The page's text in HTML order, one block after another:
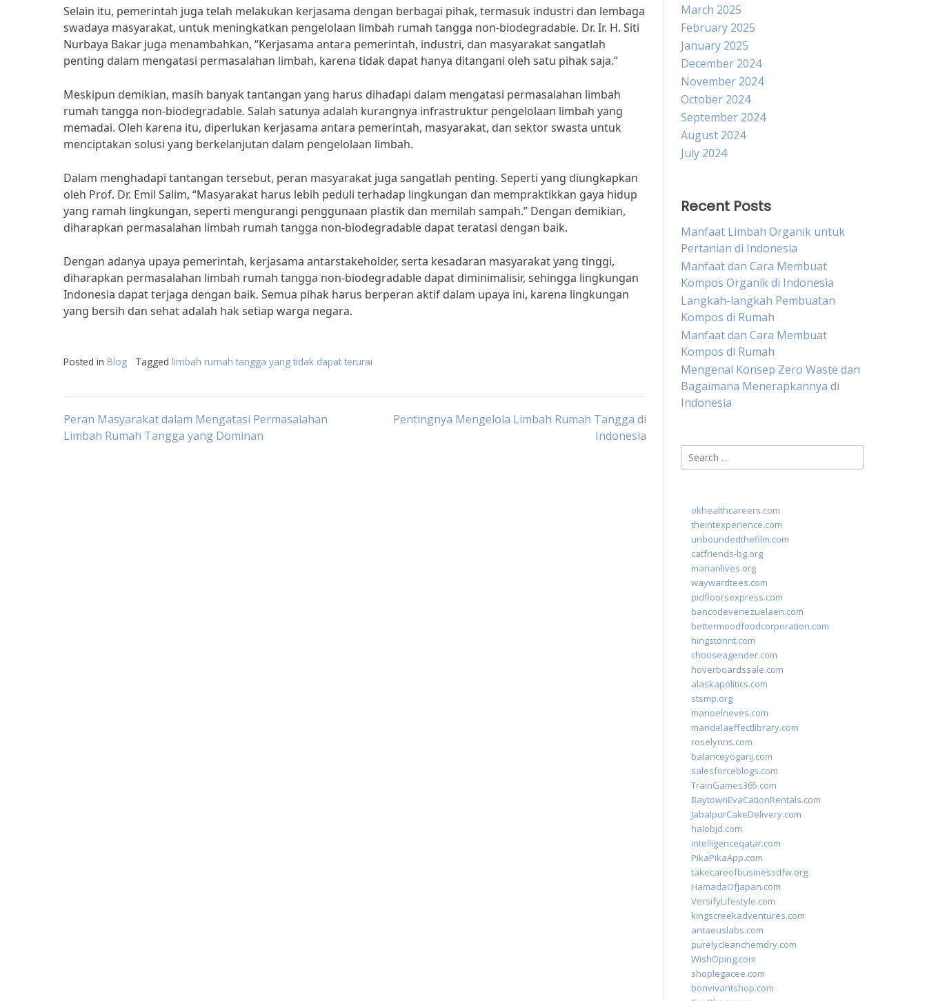
Selain itu, pemerintah juga telah melakukan kerjasama dengan berbagai pihak, termasuk industri dan lembaga
swadaya masyarakat, untuk meningkatkan pengelolaan limbah rumah tangga non-biodegradable. Dr. Ir. H. Siti
Nurbaya Bakar juga menambahkan, “Kerjasama antara pemerintah, industri, dan masyarakat sangatlah
penting dalam mengatasi permasalahan limbah, karena tidak dapat hanya ditangani oleh satu pihak saja.”
Meskipun demikian, masih banyak tantangan yang harus dihadapi dalam mengatasi permasalahan limbah
rumah tangga non-biodegradable. Salah satunya adalah kurangnya infrastruktur pengelolaan limbah yang
memadai. Oleh karena itu, diperlukan kerjasama antara pemerintah, masyarakat, dan sektor swasta untuk
menciptakan solusi yang berkelanjutan dalam pengelolaan limbah.
Dalam menghadapi tantangan tersebut, peran masyarakat juga sangatlah penting. Seperti yang diungkapkan
oleh Prof. Dr. Emil Salim, “Masyarakat harus lebih peduli terhadap lingkungan dan mempraktikkan gaya hidup
yang ramah lingkungan, seperti mengurangi penggunaan plastik dan memilah sampah.” Dengan demikian,
diharapkan permasalahan limbah rumah tangga non-biodegradable dapat teratasi dengan baik.
Dengan adanya upaya pemerintah, kerjasama antarstakeholder, serta kesadaran masyarakat yang tinggi,
diharapkan permasalahan limbah rumah tangga non-biodegradable dapat diminimalisir, sehingga lingkungan
Indonesia dapat terjaga dengan baik. Semua pihak harus berperan aktif dalam upaya ini, karena lingkungan
yang bersih dan sehat adalah hak setiap warga negara.
Posted in Blog Tagged limbah rumah tangga yang tidak dapat terurai
Post
Peran Masyarakat dalam Mengatasi Permasalahan
Limbah Rumah Tangga yang Dominan
Pentingnya Mengelola Limbah Rumah Tangga di
Indonesia
March 2025
February 2025
January 2025
December 2024
November 2024
October 2024
September 2024
August 2024
July 2024
Recent Posts
Manfaat Limbah Organik untuk
Pertanian di Indonesia
Manfaat dan Cara Membuat
Kompos Organik di Indonesia
Langkah-langkah Pembuatan
Kompos di Rumah
Manfaat dan Cara Membuat
Kompos di Rumah
Mengenal Konsep Zero Waste dan
Bagaimana Menerapkannya di
Indonesia
Search
for:
okhealthcareers.com
theintexperience.com
unboundedthefilm.com
catfriends-bg.org
marianlives.org
waywardtees.com
pidfloorsexpress.com
bancodevenezuelaen.com
bettermoodfoodcorporation.com
hingstonnt.com
chooseagender.com
hoverboardssale.com
alaskapolitics.com
stsmp.org
manoelneves.com
mandelaeffectlibrary.com
roselynns.com
balanceyoganj.com
salesforceblogs.com
TrainGames365.com
BaytownEvaCationRentals.com
JabalpurCakeDelivery.com
halobjd.com
intelligenceqatar.com
PikaPikaApp.com
takecareofbusinessdfw.org
HamadaOfJapan.com
VersifyLifestyle.com
kingscreekadventures.com
antaeuslabs.com
purelycleanchemdry.com
WishOping.com
shoplegacee.com
bonvivantshop.com